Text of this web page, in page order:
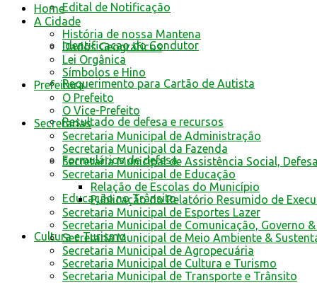
Edital de Notificação
Identificacao do Condutor
Requerimento para Cartão de Autista
Resultado de defesa e recursos
Formulários de defesa
Educação no Trânsito
Cultura e Turismo
Home
A Cidade
História de nossa Mantena
Dados Geográficos
Lei Orgânica
Símbolos e Hino
Prefeitura
O Prefeito
O Vice-Prefeito
Secretarias
Secretaria Municipal de Administração
Secretaria Municipal da Fazenda
Secretaria Municipal de Assistência Social,
Secretaria Municipal de Educação
Relação de Escolas do Município
Publicação do Relatório Resumido de
Secretaria Municipal de Esportes Lazer
Secretaria Municipal de Comunicação, Governo
Secretaria Municipal de Meio Ambiente &
Secretaria Municipal de Agropecuária
Secretaria Municipal de Cultura e Turismo
Secretaria Municipal de Transporte e Trânsito